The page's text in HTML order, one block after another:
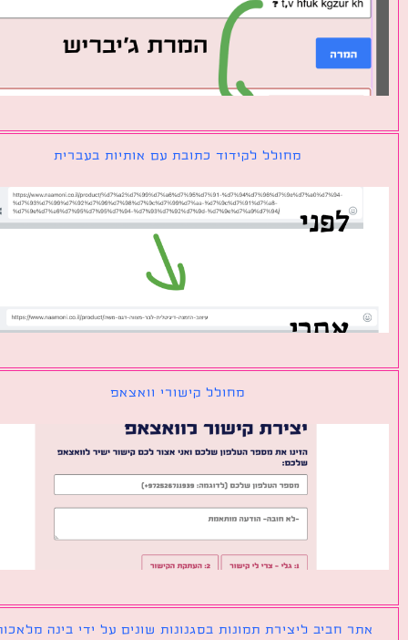
מחולל לקידוד כתובת עם אותיות בעברית
מחולל קישורי וואצאפ
חביב ליצירת תמונות בסגנונות שונים על ידי בינה מלאכותית